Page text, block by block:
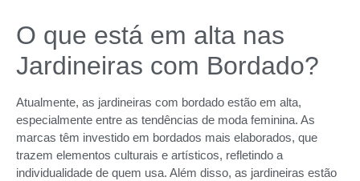
O que está em alta nas
Jardineiras com Bordado?
Atualmente, as jardineiras com bordado estão em alta,
especialmente entre as tendências de moda feminina. As
marcas têm investido em bordados mais elaborados, que
trazem elementos culturais e artísticos, refletindo a
individualidade de quem usa. Além disso, as jardineiras estão